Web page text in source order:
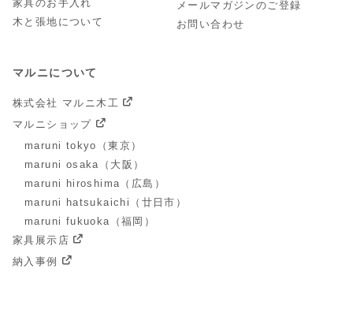
家具のお手入れ
木と張地について
メールマガジンのご登録
お問い合わせ
マルニについて
株式会社 マルニ木工
マルニショップ
maruni tokyo（東京）
maruni osaka（大阪）
maruni hiroshima（広島）
maruni hatsukaichi（廿日市）
maruni fukuoka（福岡）
家具展示店
納入事例